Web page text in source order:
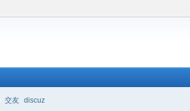
交友 discuz